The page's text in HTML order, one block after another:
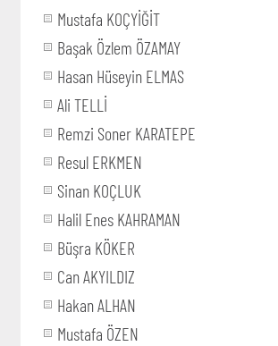
Mustafa KOÇYİĞİT
Başak Özlem ÖZAMAY
Hasan Hüseyin ELMAS
Ali TELLİ
Remzi Soner KARATEPE
Resul ERKMEN
Sinan KOÇLUK
Halil Enes KAHRAMAN
Büşra KÖKER
Can AKYILDIZ
Hakan ALHAN
Mustafa ÖZEN